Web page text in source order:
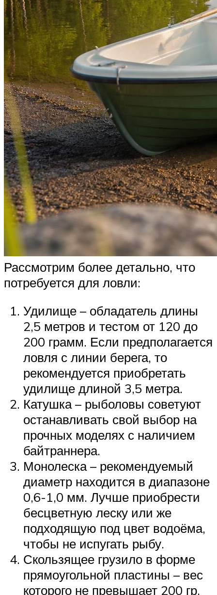
Рассмотрим более детально, что
потребуется для ловли:
Удилище – обладатель длины
2,5 метров и тестом от 120 до
200 грамм. Если предполагается
ловля с линии берега, то
рекомендуется приобретать
удилище длиной 3,5 метра.
Катушка – рыболовы советуют
останавливать свой выбор на
прочных моделях с наличием
байтраннера.
Монолеска – рекомендуемый
диаметр находится в диапазоне
0,6-1,0 мм. Лучше приобрести
бесцветную леску или же
подходящую под цвет водоёма,
чтобы не испугать рыбу.
Скользящее грузило в форме
прямоугольной пластины – вес
которого не превышает 200 гр.